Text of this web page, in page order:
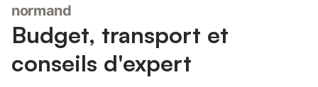
normand
Budget, transport et
conseils d'expert